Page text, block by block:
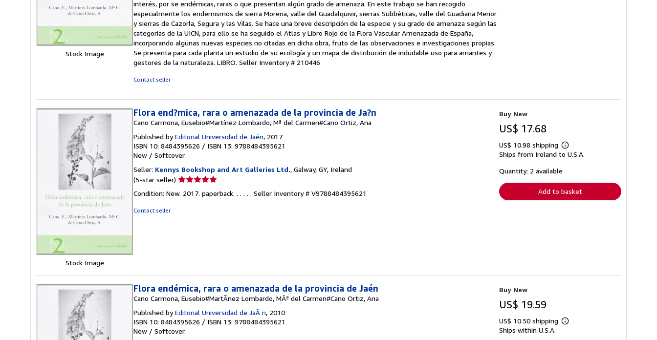
Stock Image
of
5
stars
interés, por se endémicas, raras o que presentan algún grado de amenaza. En este trabajo se han recogido
especialmente los endemismos de sierra Morena, valle del Guadalquivir, sierras Subbéticas, valle del Guadiana Menor
y sierras de Cazorla, Segura y las Vilas. Se hace una breve descripción de la especie y su grado de amenaza según las
categorías de la UICN, para ello se ha seguido el Atlas y Libro Rojo de la Flora Vascular Amenazada de España,
incorporando algunas nuevas especies no citadas en dicha obra, fruto de las observaciones e investigaciones propias.
Se presenta para cada planta un estudio de su ecología y un mapa de distribución de indudable uso para amantes y
gestores de la naturaleza. LIBRO. Seller Inventory # 210446
Contact seller
Stock Image
Flora end?mica, rara o amenazada de la provincia de Ja?n
Cano Carmona, Eusebio#Martínez Lombardo, Mª del Carmen#Cano Ortiz, Ana
Published byEditorial Universidad de Jaén, 2017
ISBN 10: 8484395626 / ISBN 13: 9788484395621
New / Softcover
Seller: Kennys Bookshop and Art Galleries Ltd., Galway, GY, Ireland
(5-star seller) Seller
5
Condition: New. 2017. paperback. . . . . . Seller Inventory # V9788484395621
Contact seller
Buy New
US$ 17.68
US$ 10.98 shipping
Learn
more
Ships from Ireland to U.S.A.
Quantity: 2 available
Add to basket
Flora endémica, rara o amenazada de la provincia de Jaén
Cano Carmona, Eusebio#MartÃnez Lombardo, MÂª del Carmen#Cano Ortiz, Ana
Published byEditorial Universidad de JaÃ n, 2010
ISBN 10: 8484395626 / ISBN 13: 9788484395621
New / Softcover
Buy New
US$ 19.59
US$ 10.50 shipping
Learn
Ships within U.S.A.